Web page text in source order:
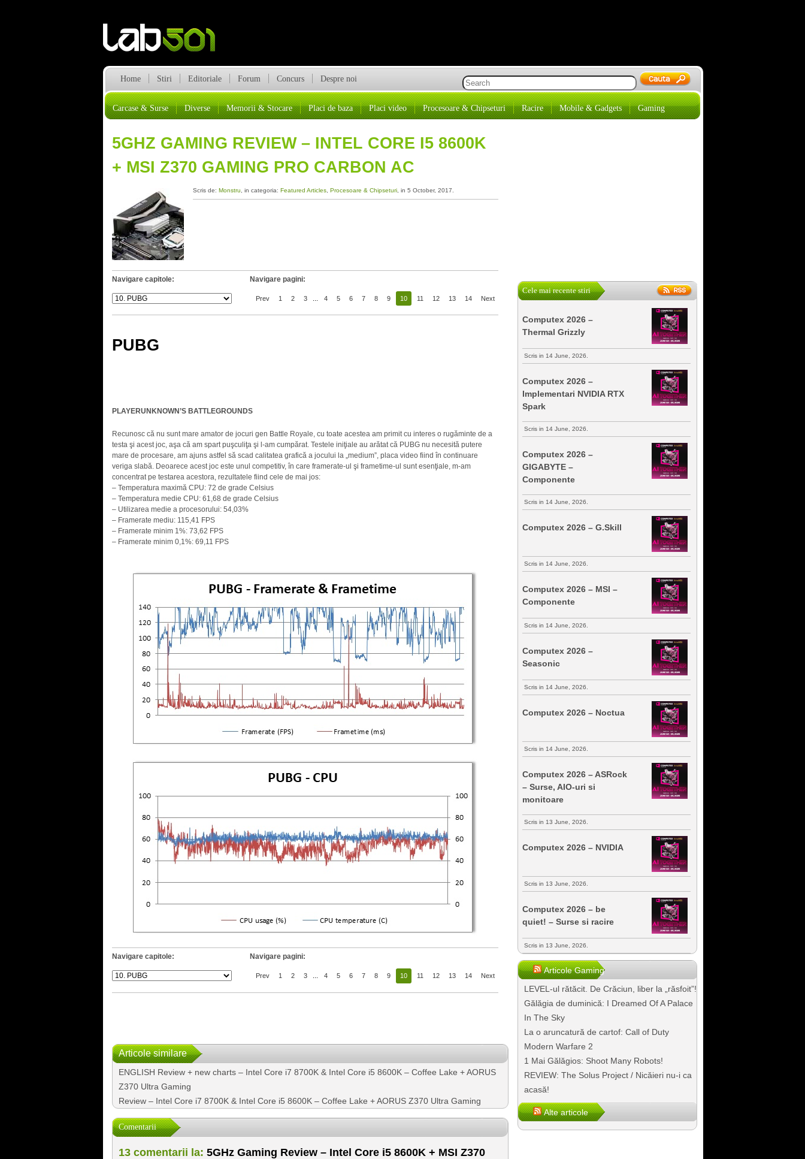
Home Stiri Editoriale Forum Concurs Despre noi
Carcase & Surse Diverse Memorii & Stocare Placi de baza Placi video Procesoare & Chipseturi Racire Mobile & Gadgets Gaming
5GHZ GAMING REVIEW – INTEL CORE I5 8600K
+ MSI Z370 GAMING PRO CARBON AC
Scris de: Monstru , in categoria: Featured Articles, Procesoare & Chipseturi, in 5 October, 2017.
Navigare capitole: Navigare pagini:
Prev 1 2 3 4 5 6 7 8 9 10 11 12 13 14 Next
PUBG
PLAYERUNKNOWN’S BATTLEGROUNDS
Recunosc că nu sunt mare amator de jocuri gen Battle Royale, cu toate acestea am primit cu interes o rugăminte de a
testa şi acest joc, aşa că am spart puşculiţa şi l-am cumpărat. Testele iniţiale au arătat că PUBG nu necesită putere
mare de procesare, am ajuns astfel să scad calitatea grafică a jocului la „medium”, placa video fiind în continuare
veriga slabă. Deoarece acest joc este unul competitiv, în care framerate-ul şi frametime-ul sunt esenţiale, m-am
concentrat pe testarea acestora, rezultatele fiind cele de mai jos:
– Temperatura maximă CPU: 72 de grade Celsius
– Temperatura medie CPU: 61,68 de grade Celsius
– Utilizarea medie a procesorului: 54,03%
– Framerate mediu: 115,41 FPS
– Framerate minim 1%: 73,62 FPS
– Framerate minim 0,1%: 69,11 FPS
Navigare capitole: Navigare pagini:
Prev 1 2 3 4 5 6 7 8 9 10 11 12 13 14 Next
Articole similare
ENGLISH Review + new charts – Intel Core i7 8700K & Intel Core i5 8600K – Coffee Lake + AORUS
Z370 Ultra Gaming
Review – Intel Core i7 8700K & Intel Core i5 8600K – Coffee Lake + AORUS Z370 Ultra Gaming
Comentarii
13 comentarii la: 5GHz Gaming Review – Intel Core i5 8600K + MSI Z370
Cele mai recente stiri
Computex 2026 –
Thermal Grizzly
Scris in 14 June, 2026.
Computex 2026 –
Implementari NVIDIA RTX
Spark
Scris in 14 June, 2026.
Computex 2026 –
GIGABYTE –
Componente
Scris in 14 June, 2026.
Computex 2026 – G.Skill
Scris in 14 June, 2026.
Computex 2026 – MSI –
Componente
Scris in 14 June, 2026.
Computex 2026 –
Seasonic
Scris in 14 June, 2026.
Computex 2026 – Noctua
Scris in 14 June, 2026.
Computex 2026 – ASRock
– Surse, AIO-uri si
monitoare
Scris in 13 June, 2026.
Computex 2026 – NVIDIA
Scris in 13 June, 2026.
Computex 2026 – be
quiet! – Surse si racire
Scris in 13 June, 2026.
Articole Gaming
LEVEL-ul rătăcit. De Crăciun, liber la „răsfoit”!
Gălăgia de duminică: I Dreamed Of A Palace
In The Sky
La o aruncatură de cartof: Call of Duty
Modern Warfare 2
1 Mai Gălăgios: Shoot Many Robots!
REVIEW: The Solus Project / Nicăieri nu-i ca
acasă!
Alte articole